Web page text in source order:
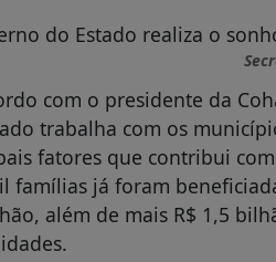
com o presidente da
trabalha com os
fatores que contribui com
famílias já foram
além de mais R$ 1,5